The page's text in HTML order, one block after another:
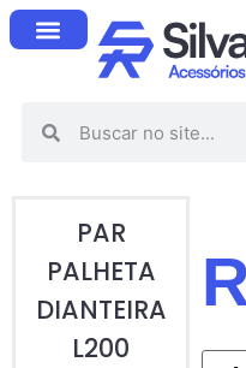
PAR
PALHETA
DIANTEIRA
L200